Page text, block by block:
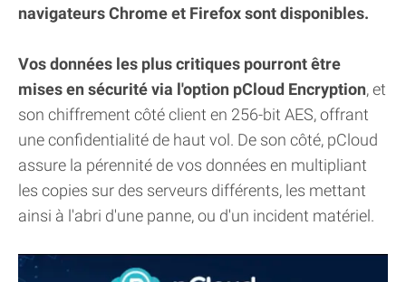
navigateurs Chrome et Firefox sont disponibles.
Vos données les plus critiques pourront être
mises en sécurité via l'option pCloud Encryption, et
son chiffrement côté client en 256-bit AES, offrant
une confidentialité de haut vol. De son côté, pCloud
assure la pérennité de vos données en multipliant
les copies sur des serveurs différents, les mettant
ainsi à l'abri d'une panne, ou d'un incident matériel.